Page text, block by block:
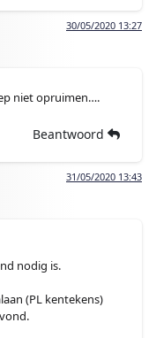
30/05/2020 13:27
niet opruimen….
Beantwoord
31/05/2020 13:43
nodig is.
(PL kentekens)